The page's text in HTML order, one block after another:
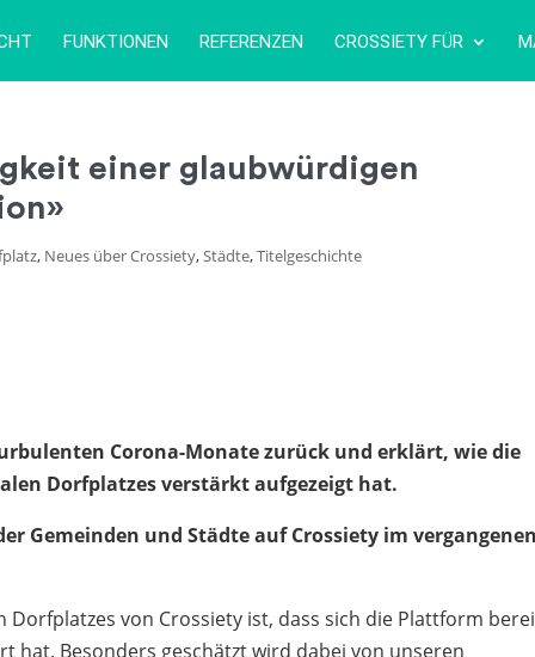
FUNKTIONEN REFERENZEN CROSSIETY FÜR
einer glaubwürdigen
, Neues über Crossiety,Städte,Titelgeschichte
Corona-Monate zurück und erklärt, wie die
Dorfplatzes verstärkt aufgezeigt hat.
Gemeinden und Städte auf Crossiety im vergangenen
Dorfplatzes von Crossiety ist, dass sich die Plattform
hat. Besonders geschätzt wird dabei von unseren